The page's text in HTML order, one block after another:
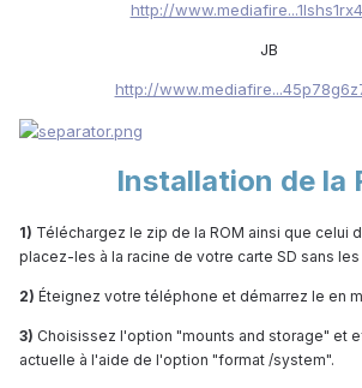
http://
JB
http://
Installation de la
1) Téléchargez le zip de la ROM ainsi que celui
placez-les à la racine de votre carte SD sans les
2) Éteignez votre téléphone et démarrez le en
3) Choisissez l'option "mounts and storage" et
actuelle à l'aide de l'option "format /system".